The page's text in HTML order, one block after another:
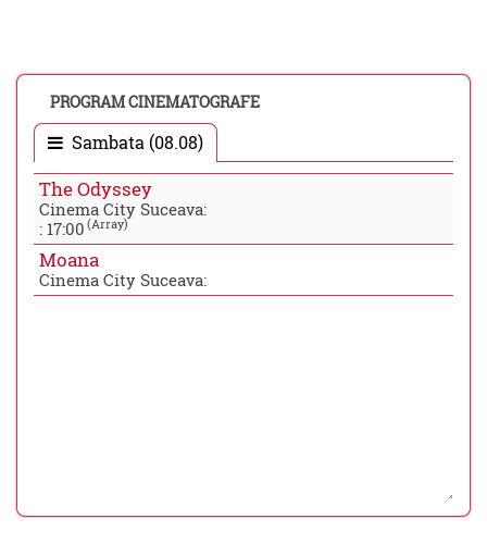
PROGRAM CINEMATOGRAFE
Sambata (08.08)
The Odyssey
Cinema City Suceava:
: 17:00 (Array)
Moana
Cinema City Suceava: